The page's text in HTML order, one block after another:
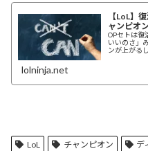
【LoL】
ャンピオ
OPセトは復
いいのさ」
ンが上がる
lolninja.net
LoL チャンピオン デ